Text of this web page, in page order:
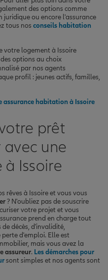
des options comme
juridique ou encore l'assurance
tous nos conseils habitation
votre logement à Issoire
options au choix
par nos agents
profil : jeunes actifs, familles,
assurance habitation à Issoire
prêt
une
à Issoire
rêves à Issoire et vous vous
? N'oubliez pas de souscrire
votre projet et vous
prend en charge tout
décès, d'invalidité,
d'emploi. Elle est
mais vous avez la
assureur. Les démarches pour
sont simples et nos agents sont